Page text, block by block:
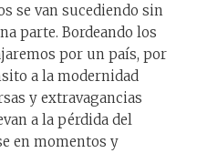
se van sucediendo sin
parte. Bordeando los
por un país, por
a la modernidad
y extravagancias
a la pérdida del
en momentos y